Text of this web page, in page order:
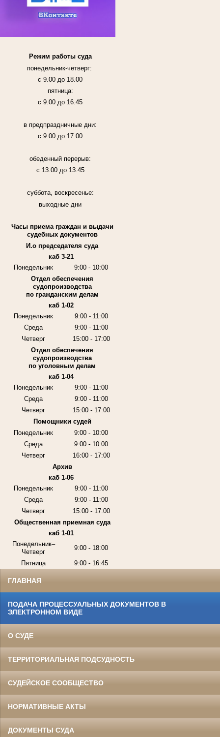
Режим работы суда
понедельник-четверг:
с 9.00 до 18.00
пятница:
с 9.00 до 16.45
в предпраздничные дни:
с 9.00 до 17.00
обеденный перерыв:
с 13.00 до 13.45
суббота, воскресенье:
выходные дни
Часы приема граждан и выдачи
судебных документов
И.о председателя суда
каб 3-21
Понедельник
9:00 - 10:00
Отдел обеспечения
судопроизводства
по гражданским делам
каб 1-02
Понедельник
9:00 - 11:00
Среда
9:00 - 11:00
Четверг
15:00 - 17:00
Отдел обеспечения
судопроизводства
по уголовным делам
каб 1-04
Понедельник
9:00 - 11:00
Среда
9:00 - 11:00
Четверг
15:00 - 17:00
Помощники судей
Понедельник
9:00 - 10:00
Среда
9:00 - 10:00
Четверг
16:00 - 17:00
Архив
каб 1-06
Понедельник
9:00 - 11:00
Среда
9:00 - 11:00
Четверг
15:00 - 17:00
Общественная приемная суда
каб 1-01
Понедельник–
Четверг
9:00 - 18:00
Пятница 9:00 - 16:45
ГЛАВНАЯ
ПОДАЧА ПРОЦЕССУАЛЬНЫХ ДОКУМЕНТОВ В
ЭЛЕКТРОННОМ ВИДЕ
О СУДЕ
ТЕРРИТОРИАЛЬНАЯ ПОДСУДНОСТЬ
СУДЕЙСКОЕ СООБЩЕСТВО
НОРМАТИВНЫЕ АКТЫ
ДОКУМЕНТЫ СУДА